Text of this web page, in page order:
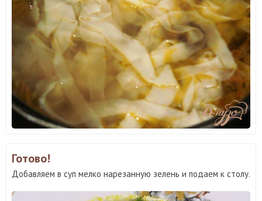
Готово!
Добавляем в суп мелко нарезанную зелень и подаем к столу.